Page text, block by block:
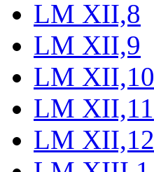
LM XII,8
LM XII,9
LM XII,10
LM XII,11
LM XII,12